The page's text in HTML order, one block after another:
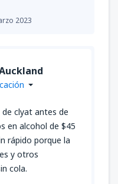
2023
clyat antes de
en alcohol de $45
rápido porque la
y otros
cola.